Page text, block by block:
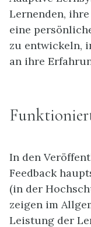
Lernenden,
eine
zu entwickeln,
an ihre
In den
Feedback
(in der
zeigen im
Leistung der